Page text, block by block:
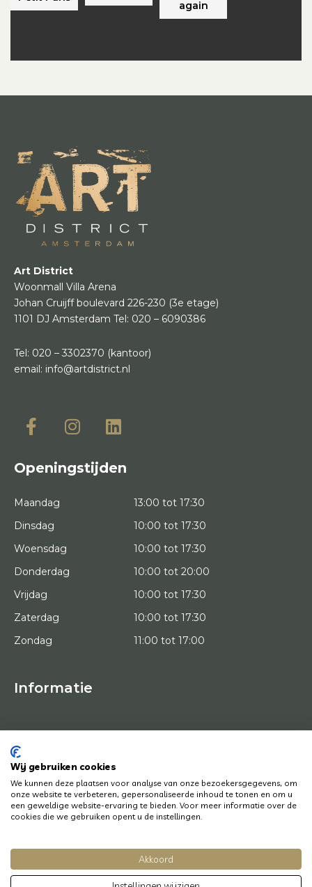
again
Art District
Woonmall Villa Arena
Johan Cruijff boulevard 226-230 (3e etage)
1101 DJ Amsterdam Tel: 020 – 6090386
Tel: 020 – 3302370 (kantoor)
email: info@artdistrict.nl
Openingstijden
Maandag
13:00 tot 17:30
Dinsdag
10:00 tot 17:30
Woensdag
10:00 tot 17:30
Donderdag
10:00 tot 20:00
Vrijdag
10:00 tot 17:30
Zaterdag
10:00 tot 17:30
Zondag
11:00 tot 17:00
Informatie
HOME
KUNSTENAARS
KUNSTWERKEN
HOE WERKT HET
NEWS
CONTACT
© Copyright 2022 Art District | Website door
Wij gebruiken cookies
We kunnen deze plaatsen voor analyse van onze bezoekersgegevens, om
onze website te verbeteren, gepersonaliseerde inhoud te tonen en om u
een geweldige website-ervaring te bieden. Voor meer informatie over de
cookies die we gebruiken opent u de instellingen.
Akkoord